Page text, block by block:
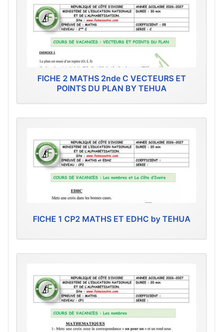
FICHE 2 MATHS 2nde C VECTEURS ET
POINTS DU PLAN BY TEHUA
FICHE 1 CP2 MATHS ET EDHC by TEHUA